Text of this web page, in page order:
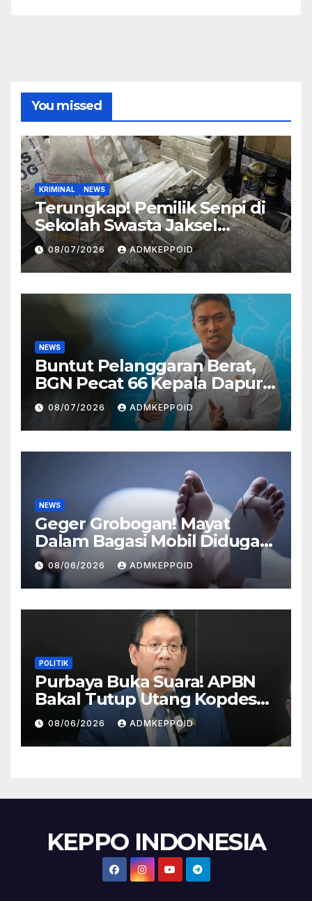
You missed
KRIMINAL NEWS
Terungkap! Pemilik Senpi di
Sekolah Swasta Jaksel
Ternyata Direktur
Perusahaan Airsoft Gun
Impor
08/07/2026 ADMKEPPOID
NEWS
Buntut Pelanggaran Berat,
BGN Pecat 66 Kepala Dapur
MBG dan Ungkap Alasannya
08/07/2026 ADMKEPPOID
NEWS
Geger Grobogan! Mayat
Dalam Bagasi Mobil Diduga
Terkait Hilangnya Bos Konter
HP
08/06/2026 ADMKEPPOID
POLITIK
Purbaya Buka Suara! APBN
Bakal Tutup Utang Kopdes
Rp 240 Triliun, Cicilan Rp 40
Triliun per Tahun
08/06/2026 ADMKEPPOID
KEPPO INDONESIA